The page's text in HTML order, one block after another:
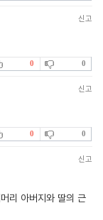
신고
0 0
신고
0 0
신고
리 아버지와 딸의 근